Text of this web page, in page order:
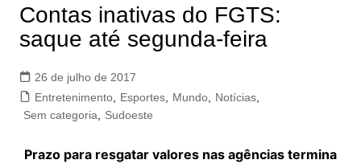
Contas inativas do FGTS:
saque até segunda-feira
26 de julho de 2017
Entretenimento, Esportes, Mundo, Notícias,
Sem categoria, Sudoeste
Prazo para resgatar valores nas agências termina